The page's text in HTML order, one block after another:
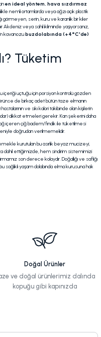
en ideal yöntem, hava sızdırmaz
nemli ortamlarda veya ağzı açık plastik
görmeyen, serin, kuru ve karanlık bir kiler
veya sahil ikliminde yaşıyorsanız,
kavanozubuzdolabında (+4°C'de)
Tüketim
içeriği uçtuğu için porsiyon kontrolü gözden
de birkaç adet bütün taze elmanın
ve sıkı kalori takibinde olan kişilerin
dikkat etmeleri gerekir. Kan şekerini daha
içeren çiğ badem/fındık ile tüketilmesi
doğrudan verilmemelidir.
kurutulan bu asırlık beyaz mucizeyi,
dahil ettiğimizde, hem sindirim sistemimizi
son derece kolaydır. Doğallığı ve saflığı
sağlıklı yaşam dolabında elma kurusuna hak
Doğal Ürünler
ve doğal ürünlerimiz dalında
kopuğu gibi kapınızda